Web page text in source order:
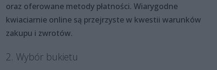
oraz oferowane metody płatności. Wiarygodne
kwiaciarnie online są przejrzyste w kwestii warunków
zakupu i zwrotów.
2. Wybór bukietu